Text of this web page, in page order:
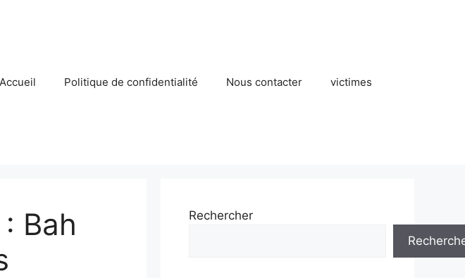
Accueil Politique de confidentialité Nous contacter victimes
Bah
Rechercher